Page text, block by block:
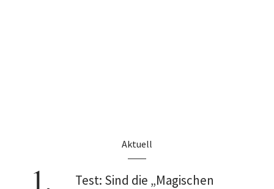
Aktuell
Test: Sind die „Magischen